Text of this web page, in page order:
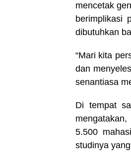
mencetak
berimplikasi
dibutuhkan
“Mari kita
dan
senantiasa
Di tempat
5.500
studinya